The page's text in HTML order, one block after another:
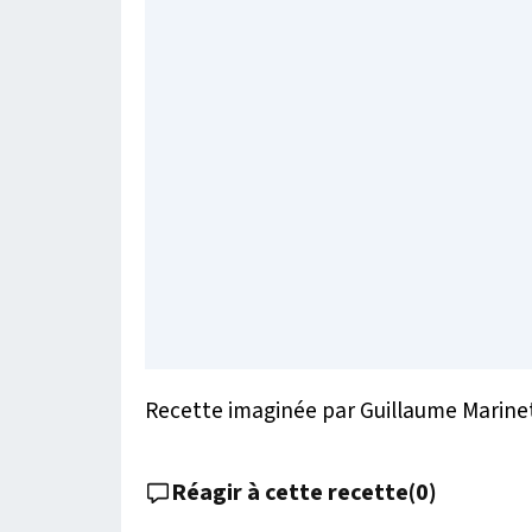
Recette imaginée par Guillaume
Réagir à cette recette(0)